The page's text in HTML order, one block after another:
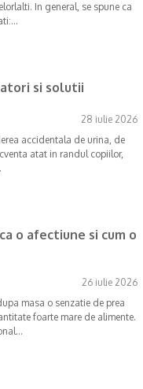
In general, se spune ca
si solutii
28 iulie 2026
accidentala de urina, de
atat in randul copiilor,
o afectiune si cum o
26 iulie 2026
masa o senzatie de prea
foarte mare de alimente.